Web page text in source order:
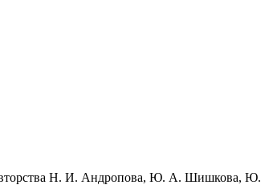
авторства Н. И. Андропова, Ю. А. Шишкова, Ю.